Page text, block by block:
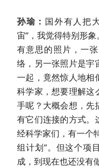
孙瑜： 国外有人把
宙”，我觉得特别形
有意思的照片，一
络，另一张照片是宇
一起，竟然惊人地相
科学家，想要理解这
手呢？大概会想，先
有它们连接的方式。
经科学家们，有一个
组计划”。但这个项
成，到现在也还没有